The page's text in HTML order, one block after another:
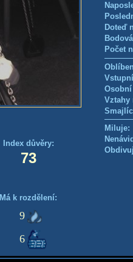
Index důvěry:
73
Má k rozdělení:
9
6
Doteď
Počet
Miluje: